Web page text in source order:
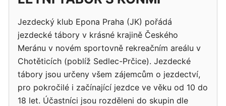
Jezdecký klub Epona Praha (JK) pořádá
jezdecké tábory v krásné krajině Českého
Meránu v novém sportovně rekreačním areálu v
Chotěticích (poblíž Sedlec-Prčice). Jezdecké
tábory jsou určeny všem zájemcům o jezdectví,
pro pokročilé i začínající jezdce ve věku od 10 do
18 let. Účastníci jsou rozděleni do skupin dle